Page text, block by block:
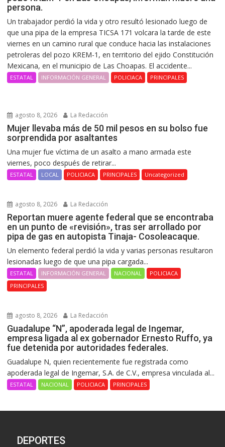
persona.
Un trabajador perdió la vida y otro resultó lesionado luego de
que una pipa de la empresa TICSA 171 volcara la tarde de este
viernes en un camino rural que conduce hacia las instalaciones
petroleras del pozo KREM-1, en territorio del ejido Constitución
Mexicana, en el municipio de Las Choapas. El accidente...
ESTATAL INFORMACIÓN GENERAL POLICIACA PRINCIPALES
agosto 8, 2026 La Redacción
Mujer llevaba más de 50 mil pesos en su bolso fue
sorprendida por asaltantes
Una mujer fue víctima de un asalto a mano armada este
viernes, poco después de retirar...
ESTATAL LOCAL POLICIACA PRINCIPALES Uncategorized
agosto 8, 2026 La Redacción
Reportan muere agente federal que se encontraba
en un punto de «revisión», tras ser arrollado por
pipa de gas en autopista Tinaja- Cosoleacaque.
Un elemento federal perdió la vida y varias personas resultaron
lesionadas luego de que una pipa cargada...
ESTATAL INFORMACIÓN GENERAL NACIONAL
POLICIACA
PRINCIPALES
agosto 8, 2026 La Redacción
Guadalupe “N”, apoderada legal de Ingemar,
empresa ligada al ex gobernador Ernesto Ruffo, ya
fue detenida por autoridades federales.
Guadalupe N, quien recientemente fue registrada como
apoderada legal de Ingemar, S.A. de C.V., empresa vinculada al...
ESTATAL NACIONAL POLICIACA PRINCIPALES
DEPORTES